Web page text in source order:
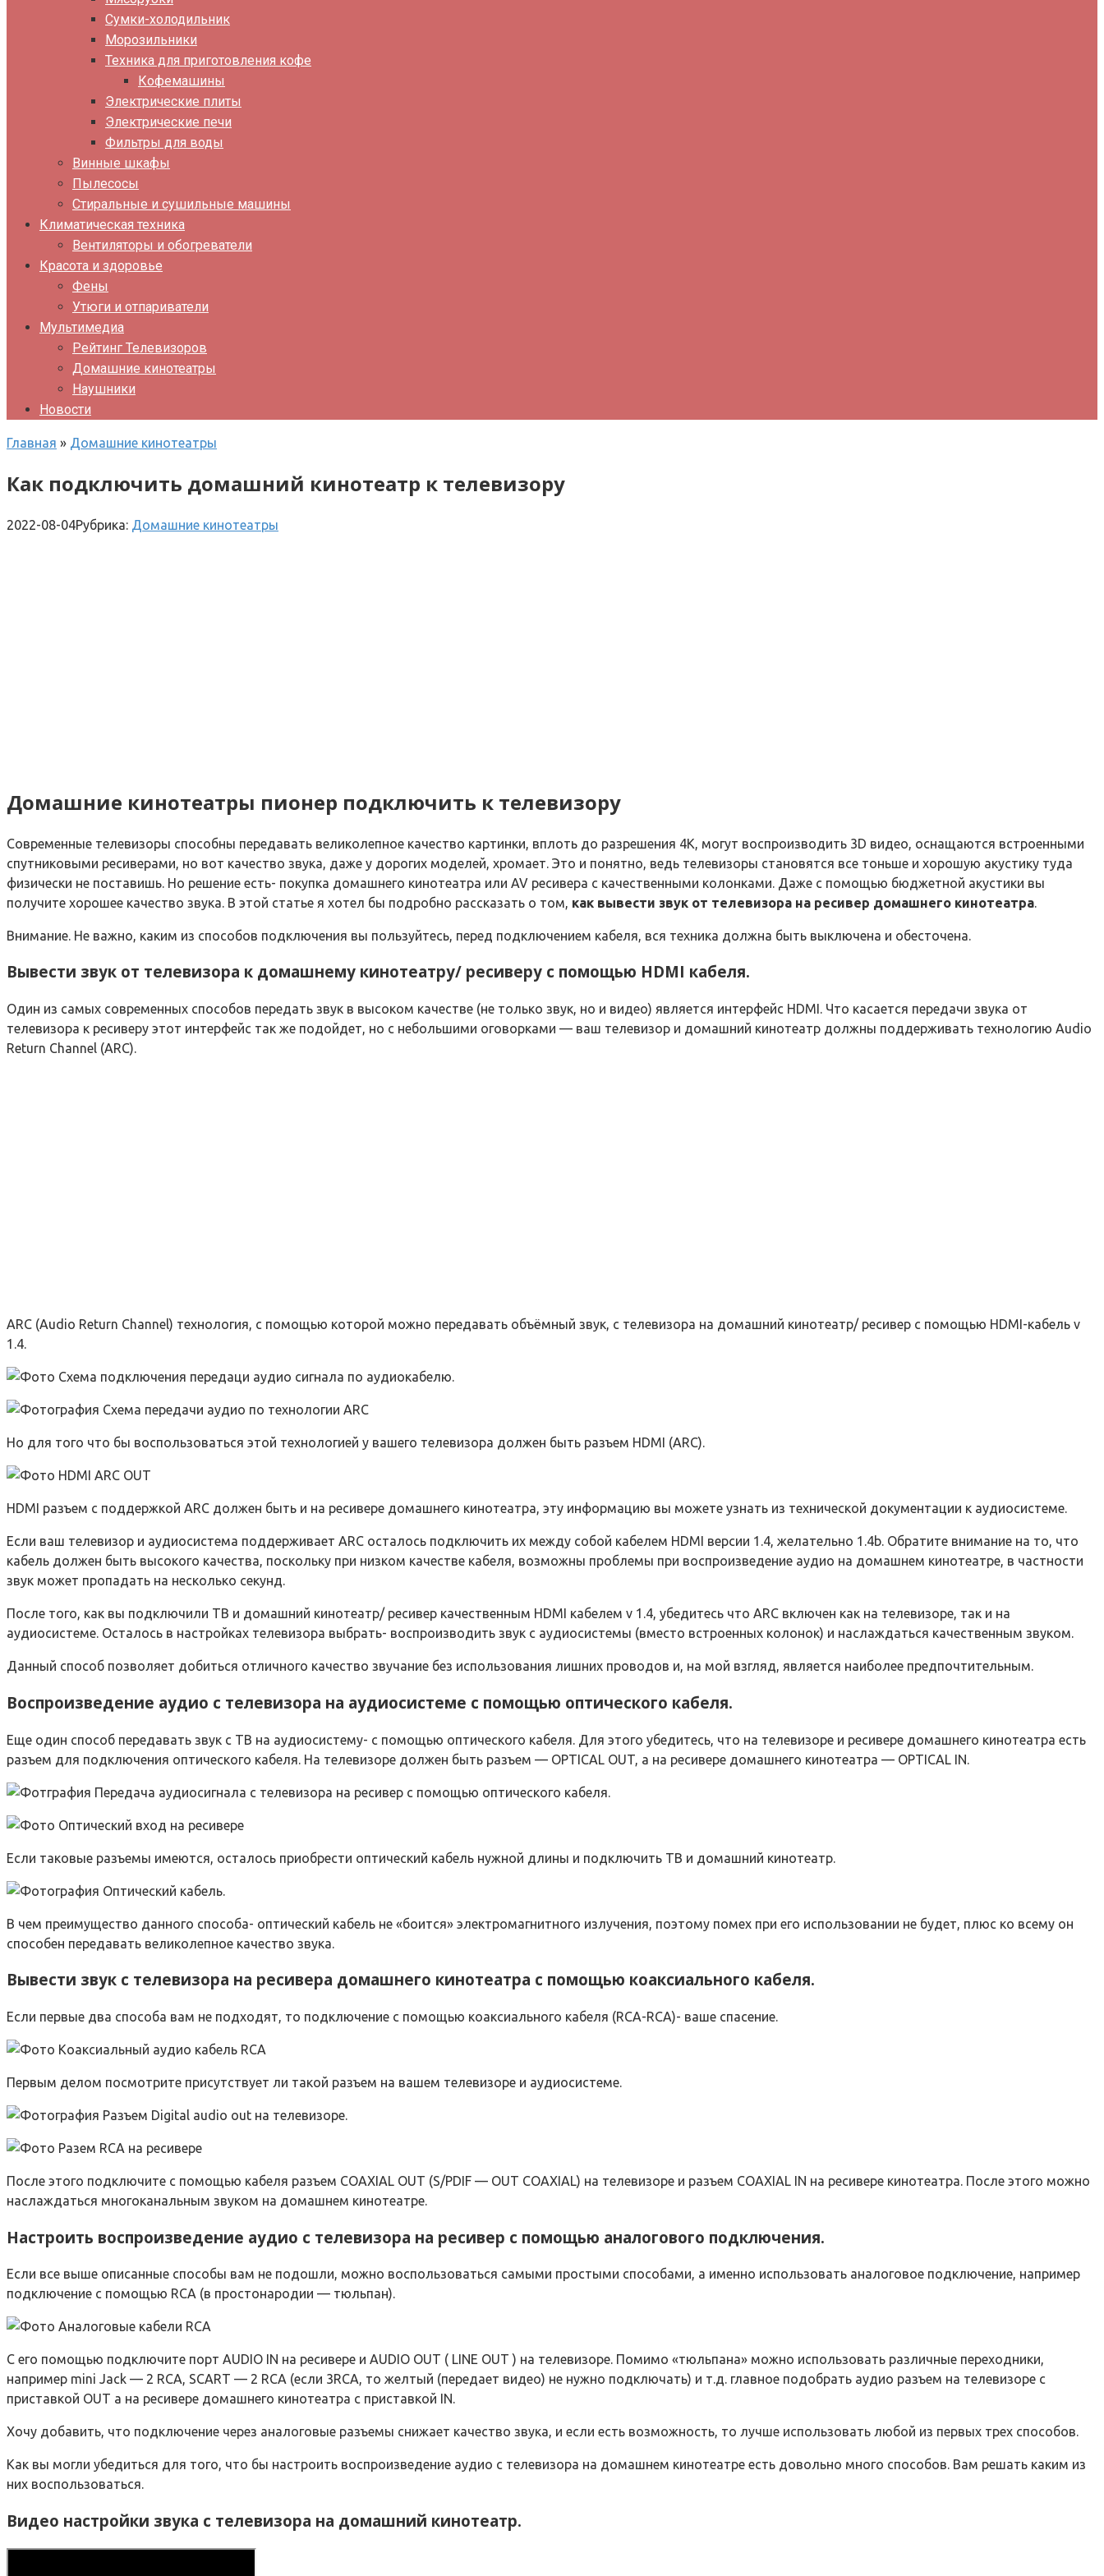
Сумки-холодильник
Морозильники
Техника для приготовления кофе
Кофемашины
Электрические плиты
Электрические печи
Фильтры для воды
Винные шкафы
Пылесосы
Стиральные и сушильные машины
Климатическая техника
Вентиляторы и обогреватели
Красота и здоровье
Фены
Утюги и отпариватели
Мультимедиа
Рейтинг Телевизоров
Домашние кинотеатры
Наушники
Новости
Главная » Домашние кинотеатры
Как подключить домашний кинотеатр к телевизору
2022-08-04Рубрика: Домашние кинотеатры
Домашние кинотеатры пионер подключить к телевизору
Современные телевизоры способны передавать великолепное качество картинки, вплоть до разрешения 4K, могут воспроизводить 3D видео, оснащаются встроенными
спутниковыми ресиверами, но вот качество звука, даже у дорогих моделей, хромает. Это и понятно, ведь телевизоры становятся все тоньше и хорошую акустику туда
физически не поставишь. Но решение есть- покупка домашнего кинотеатра или AV ресивера с качественными колонками. Даже с помощью бюджетной акустики вы
получите хорошее качество звука. В этой статье я хотел бы подробно рассказать о том, как вывести звук от телевизора на ресивер домашнего кинотеатра.
Внимание. Не важно, каким из способов подключения вы пользуйтесь, перед подключением кабеля, вся техника должна быть выключена и обесточена.
Вывести звук от телевизора к домашнему кинотеатру/ ресиверу с помощью HDMI кабеля.
Один из самых современных способов передать звук в высоком качестве (не только звук, но и видео) является интерфейс HDMI. Что касается передачи звука от
телевизора к ресиверу этот интерфейс так же подойдет, но с небольшими оговорками — ваш телевизор и домашний кинотеатр должны поддерживать технологию Audio
Return Channel (ARC).
ARC (Audio Return Channel) технология, с помощью которой можно передавать объёмный звук, с телевизора на домашний кинотеатр/ ресивер с помощью HDMI-кабель v
1.4.
Но для того что бы воспользоваться этой технологией у вашего телевизора должен быть разъем HDMI (ARC).
HDMI разъем с поддержкой ARC должен быть и на ресивере домашнего кинотеатра, эту информацию вы можете узнать из технической документации к аудиосистеме.
Если ваш телевизор и аудиосистема поддерживает ARC осталось подключить их между собой кабелем HDMI версии 1.4, желательно 1.4b. Обратите внимание на то, что
кабель должен быть высокого качества, поскольку при низком качестве кабеля, возможны проблемы при воспроизведение аудио на домашнем кинотеатре, в частности
звук может пропадать на несколько секунд.
После того, как вы подключили ТВ и домашний кинотеатр/ ресивер качественным HDMI кабелем v 1.4, убедитесь что ARC включен как на телевизоре, так и на
аудиосистеме. Осталось в настройках телевизора выбрать- воспроизводить звук с аудиосистемы (вместо встроенных колонок) и наслаждаться качественным звуком.
Данный способ позволяет добиться отличного качество звучание без использования лишних проводов и, на мой взгляд, является наиболее предпочтительным.
Воспроизведение аудио с телевизора на аудиосистеме с помощью оптического кабеля.
Еще один способ передавать звук с ТВ на аудиосистему- с помощью оптического кабеля. Для этого убедитесь, что на телевизоре и ресивере домашнего кинотеатра есть
разъем для подключения оптического кабеля. На телевизоре должен быть разъем — OPTICAL OUT, а на ресивере домашнего кинотеатра — OPTICAL IN.
Если таковые разъемы имеются, осталось приобрести оптический кабель нужной длины и подключить ТВ и домашний кинотеатр.
В чем преимущество данного способа- оптический кабель не «боится» электромагнитного излучения, поэтому помех при его использовании не будет, плюс ко всему он
способен передавать великолепное качество звука.
Вывести звук с телевизора на ресивера домашнего кинотеатра с помощью коаксиального кабеля.
Если первые два способа вам не подходят, то подключение с помощью коаксиального кабеля (RCA-RCA)- ваше спасение.
Первым делом посмотрите присутствует ли такой разъем на вашем телевизоре и аудиосистеме.
После этого подключите с помощью кабеля разъем COAXIAL OUT (S/PDIF — OUT COAXIAL) на телевизоре и разъем COAXIAL IN на ресивере кинотеатра. После этого можно
наслаждаться многоканальным звуком на домашнем кинотеатре.
Настроить воспроизведение аудио с телевизора на ресивер с помощью аналогового подключения.
Если все выше описанные способы вам не подошли, можно воспользоваться самыми простыми способами, а именно использовать аналоговое подключение, например
подключение с помощью RCA (в простонародии — тюльпан).
С его помощью подключите порт AUDIO IN на ресивере и AUDIO OUT ( LINE OUT ) на телевизоре. Помимо «тюльпана» можно использовать различные переходники,
например mini Jack — 2 RCA, SCART — 2 RCA (если 3RCA, то желтый (передает видео) не нужно подключать) и т.д. главное подобрать аудио разъем на телевизоре с
приставкой OUT а на ресивере домашнего кинотеатра с приставкой IN.
Хочу добавить, что подключение через аналоговые разъемы снижает качество звука, и если есть возможность, то лучше использовать любой из первых трех способов.
Как вы могли убедиться для того, что бы настроить воспроизведение аудио с телевизора на домашнем кинотеатре есть довольно много способов. Вам решать каким из
них воспользоваться.
Видео настройки звука с телевизора на домашний кинотеатр.